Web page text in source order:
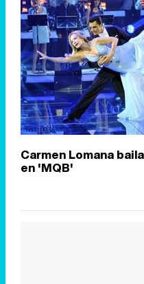
Carmen Lomana
en 'MQB'